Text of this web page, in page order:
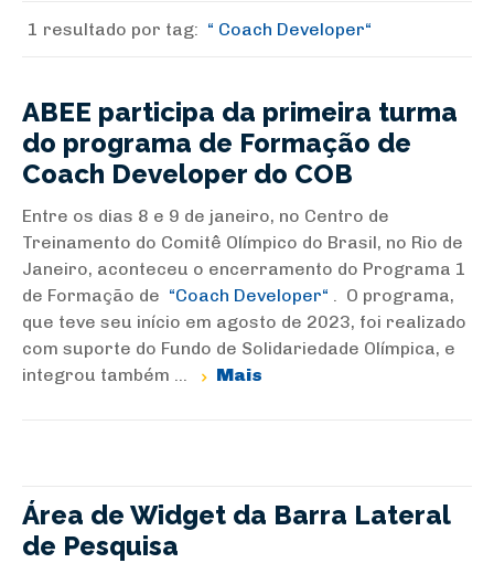
1 resultado por tag: Coach Developer
ABEE participa da primeira turma
do programa de Formação de
Coach Developer do COB
Entre os dias 8 e 9 de janeiro, no Centro de
Treinamento do Comitê Olímpico do Brasil, no Rio de
Janeiro, aconteceu o encerramento do Programa 1
de Formação de
Coach Developer
. O programa,
que teve seu início em agosto de 2023, foi realizado
com suporte do Fundo de Solidariedade Olímpica, e
integrou também ...
Mais
Área de Widget da Barra Lateral
de Pesquisa